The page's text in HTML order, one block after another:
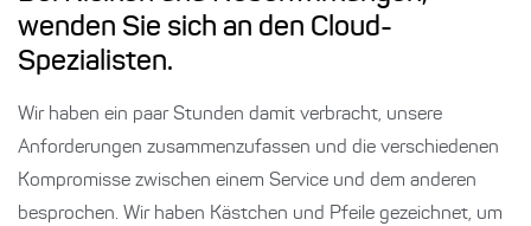
wenden Sie sich an den Cloud-
Spezialisten.
Wir haben ein paar Stunden damit verbracht, unsere
Anforderungen zusammenzufassen und die verschiedenen
Kompromisse zwischen einem Service und dem anderen
besprochen. Wir haben Kästchen und Pfeile gezeichnet, um